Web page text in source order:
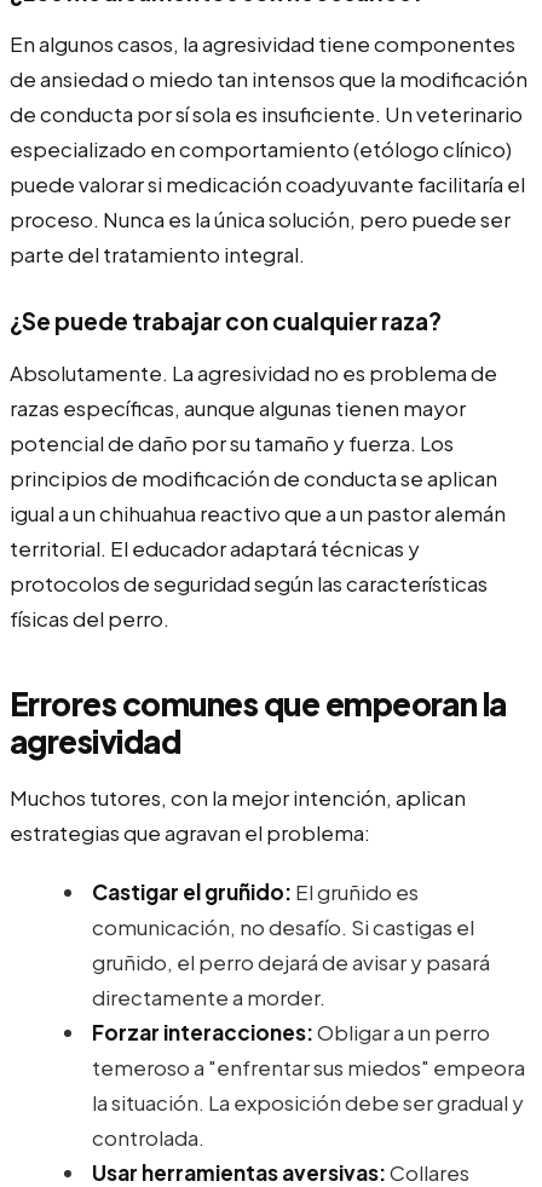
En algunos casos, la agresividad tiene componentes
de ansiedad o miedo tan intensos que la modificación
de conducta por sí sola es insuficiente. Un veterinario
especializado en comportamiento (etólogo clínico)
puede valorar si medicación coadyuvante facilitaría el
proceso. Nunca es la única solución, pero puede ser
parte del tratamiento integral.
¿Se puede trabajar con cualquier raza?
Absolutamente. La agresividad no es problema de
razas específicas, aunque algunas tienen mayor
potencial de daño por su tamaño y fuerza. Los
principios de modificación de conducta se aplican
igual a un chihuahua reactivo que a un pastor alemán
territorial. El educador adaptará técnicas y
protocolos de seguridad según las características
físicas del perro.
Errores comunes que empeoran la
agresividad
Muchos tutores, con la mejor intención, aplican
estrategias que agravan el problema:
Castigar el gruñido: El gruñido es
comunicación, no desafío. Si castigas el
gruñido, el perro dejará de avisar y pasará
directamente a morder.
Forzar interacciones:Obligar a un perro
temeroso a "enfrentar sus miedos" empeora
la situación. La exposición debe ser gradual y
controlada.
Usar herramientas aversivas:Collares